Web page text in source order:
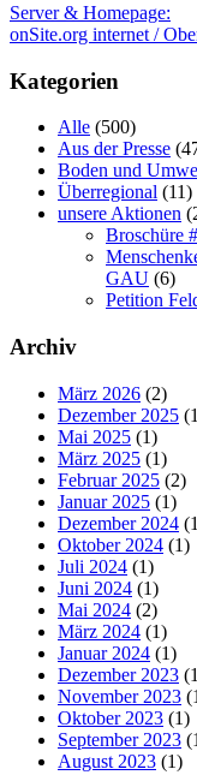
Server & Homepage:
onSite.org internet /
Kategorien
Alle (500)
Aus der Presse
Boden und
Überregional (11)
unsere Aktionen
Broschüre
GAU (6)
Petition
Archiv
März 2026 (2)
Dezember 2025
Mai 2025 (1)
März 2025 (1)
Februar 2025 (2)
Januar 2025 (1)
Dezember 2024
Oktober 2024 (1)
Juli 2024 (1)
Juni 2024 (1)
Mai 2024 (2)
März 2024 (1)
Januar 2024 (1)
Dezember 2023
November 2023
Oktober 2023 (1)
September 2023
August 2023 (1)